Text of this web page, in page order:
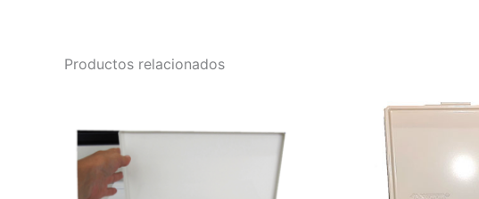
Productos relacionados
tiene
múltiples
variantes.